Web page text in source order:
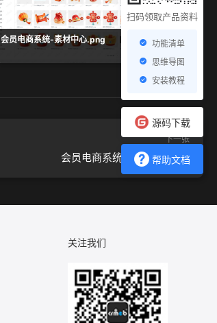
扫码领取产品资料
功能清单
思维导图
安装教程
源码下载
帮助文档
会员电商系统-素材中心.png 会员电商系统-组合
下一张
会员电商系统-出库管理.png
关注我们